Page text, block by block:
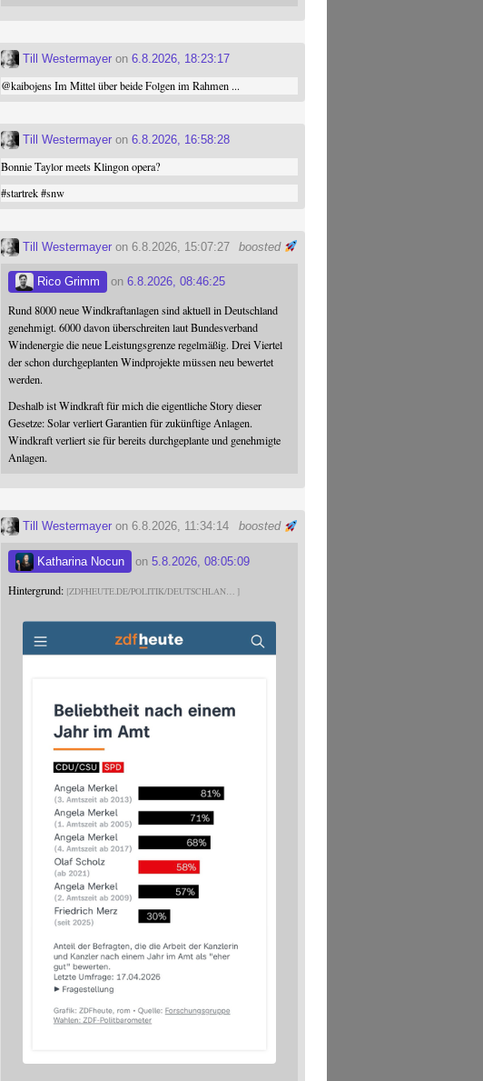
Till Westermayer on6.8.2026, 18:23:17
@kaibojensIm Mittel über beide Folgen im Rahmen ...
Till Westermayer on6.8.2026, 16:58:28
Bonnie Taylor meets Klingon opera?
#startrek #snw
boosted
Till Westermayer on 6.8.2026, 15:07:27
Rico Grimm on6.8.2026, 08:46:25
Rund 8000 neue Windkraftanlagen sind aktuell in Deutschland
genehmigt. 6000 davon überschreiten laut Bundesverband
Windenergie die neue Leistungsgrenze regelmäßig. Drei Viertel
der schon durchgeplanten Windprojekte müssen neu bewertet
werden.
Deshalb ist Windkraft für mich die eigentliche Story dieser
Gesetze: Solar verliert Garantien für zukünftige Anlagen.
Windkraft verliert sie für bereits durchgeplante und genehmigte
Anlagen.
boosted
Till Westermayer on 6.8.2026, 11:34:14
Katharina Nocun on5.8.2026, 08:05:09
Hintergrund: ZDFHEUTE.DE/POLITIK/DEUTSCHLAN